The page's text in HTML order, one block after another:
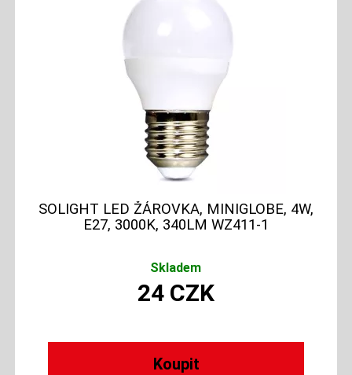
SOLIGHT LED ŽÁROVKA, MINIGLOBE, 4W,
E27, 3000K, 340LM WZ411-1
Skladem
24 CZK